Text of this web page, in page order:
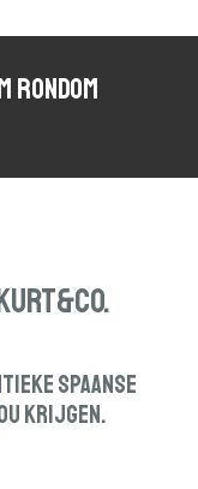
Rondom
Spaanse
krijgen.